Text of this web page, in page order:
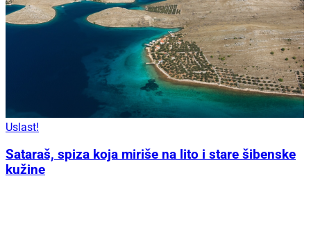
Uslast!
Sataraš, spiza koja miriše na lito i stare šibenske
kužine